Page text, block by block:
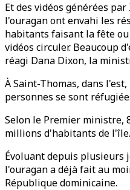
Et des vidéos générées
l'ouragan ont envahi les
habitants faisant la fête ou
vidéos circuler. Beaucoup
réagi Dana Dixon, la
À Saint-Thomas, dans
personnes se sont
Selon le Premier ministre,
millions d'habitants de l'île.
Évoluant depuis plusieurs
l'ouragan a déjà fait au
République dominicaine.